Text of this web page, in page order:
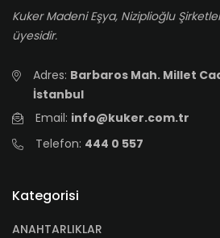
Kuker Madeni Eşya, Niziplioğlu
üyesidir.
Adres: Barbaros Mah. Millet
İstanbul
Email: info@kuker.com.tr
Telefon: 444 0 557
Kategorisi
ANAHTARLIKLAR